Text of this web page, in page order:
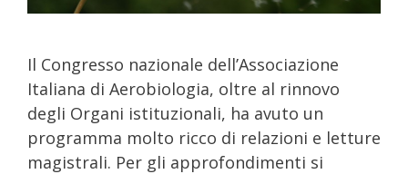
Il Congresso nazionale dell’Associazione
Italiana di Aerobiologia, oltre al rinnovo
degli Organi istituzionali, ha avuto un
programma molto ricco di relazioni e letture
magistrali. Per gli approfondimenti si